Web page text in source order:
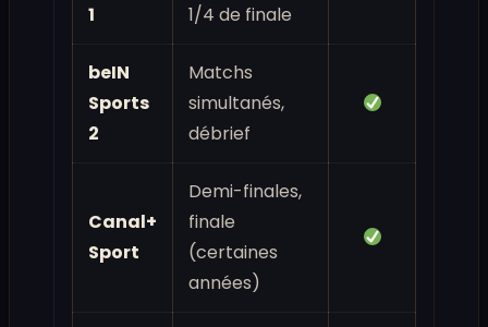
1
1/4 de finale
beIN
Sports
2
Matchs
simultanés,
débrief
Canal+
Sport
Demi-finales,
finale
(certaines
années)